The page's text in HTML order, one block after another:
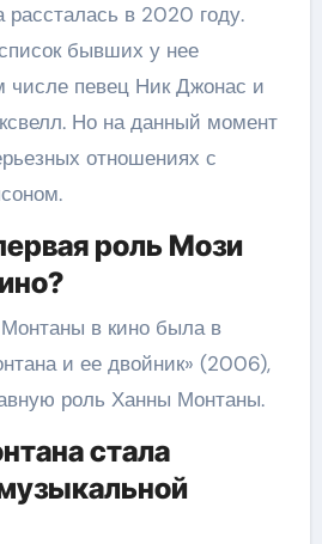
рассталась в 2020 году.
бывших у нее
числе певец Ник Джонас и
Но на данный момент
отношениях с
роль Мози
в кино была в
и ее двойник» (2006),
роль Ханны Монтаны.
стала